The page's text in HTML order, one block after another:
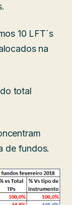
10 LFT´s
na
total
de fundos.